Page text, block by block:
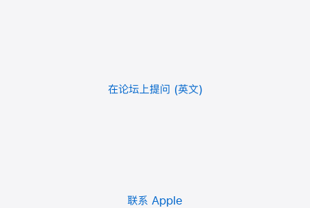
在论坛上提问
联系 Apple